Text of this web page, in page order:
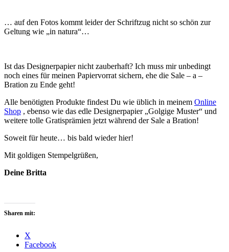
… auf den Fotos kommt leider der Schriftzug nicht so schön zur
Geltung wie „in natura“…
Ist das Designerpapier nicht zauberhaft? Ich muss mir unbedingt
noch eines für meinen Papiervorrat sichern, ehe die Sale – a –
Bration zu Ende geht!
Alle benötigten Produkte findest Du wie üblich in meinem Online
Shop , ebenso wie das edle Designerpapier „Golgige Muster“ und
weitere tolle Gratisprämien jetzt während der Sale a Bration!
Soweit für heute… bis bald wieder hier!
Mit goldigen Stempelgrüßen,
Deine Britta
Sharen mit:
X
Facebook